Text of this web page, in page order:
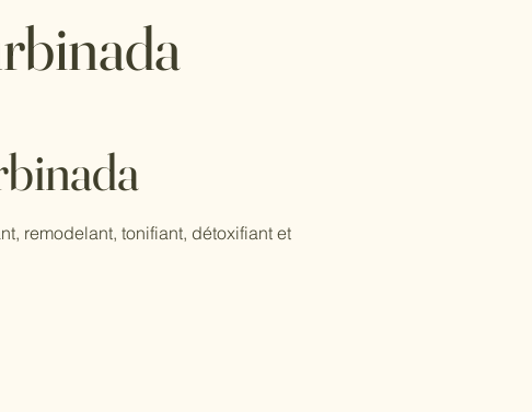
remodelant, tonifiant, détoxifiant et